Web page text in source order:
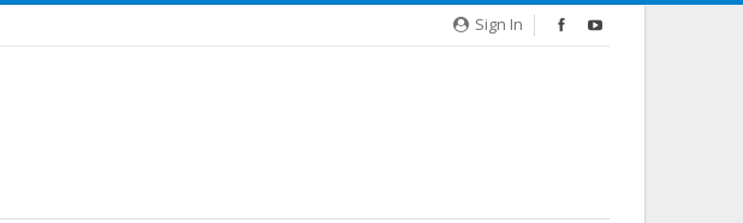
Sign In